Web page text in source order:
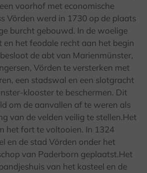
voorhof met economische
Vörden werd in 1730 op de plaats
burcht gebouwd. In de woelige
en het feodale recht aan het begin
de abt van Marienmünster,
Vörden te versterken met
een stadswal en een slotgracht
klooster te beschermen. Dit
om de aanvallen af te weren als
van de velden veilig te stellen.Het
het fort te voltooien. In 1324
en de stad Vörden onder het
van Paderborn geplaatst.Het
van het kasteel en de